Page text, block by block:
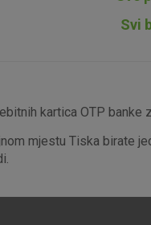
Svi
kartica OTP banke
mjestu Tiska birate